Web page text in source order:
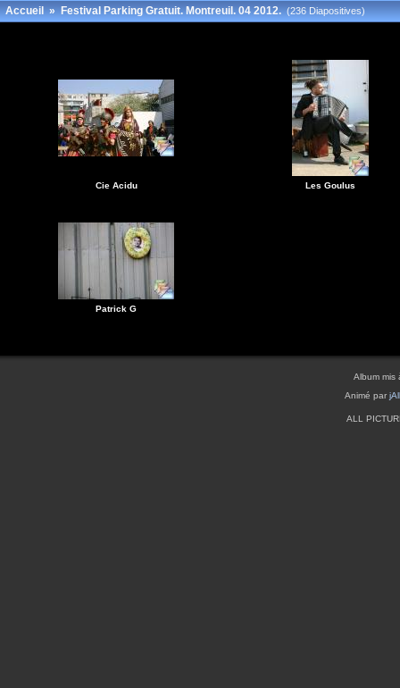
Accueil»Festival Parking Gratuit. Montreuil. 04 2012. (236 Diapositives)
Cie Acidu Les Goulus
Patrick G
Album mis
Animé par
ALL